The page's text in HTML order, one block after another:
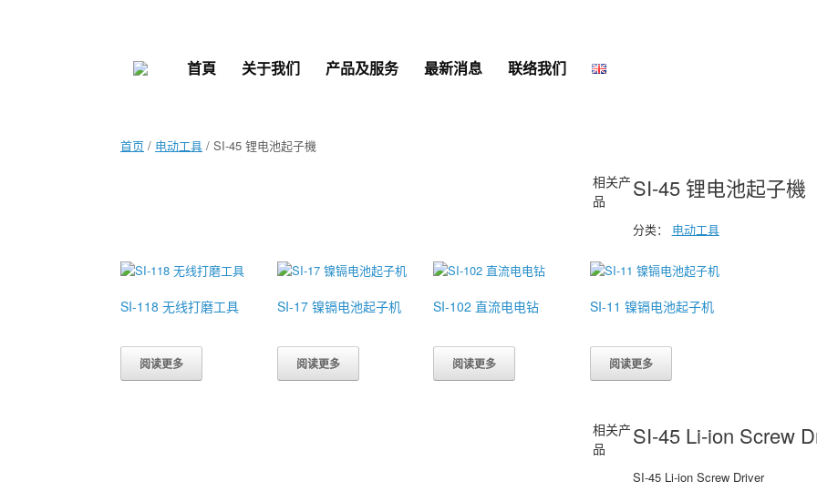
首頁 关于我们 产品及服务 最新消息 联络我们
首页 / 电动工具 / SI-45 锂电池起子機
SI-45 锂电池起子機
分类： 电动工具
相关产
品
SI-118 无线打磨工具
阅读更多
SI-17 镍镉电池起子机
阅读更多
SI-102 直流电电钻
阅读更多
SI-11 镍镉电池起子机
阅读更多
SI-45 Li-ion Screw
SI-45 Li-ion Screw Driver
相关产
品